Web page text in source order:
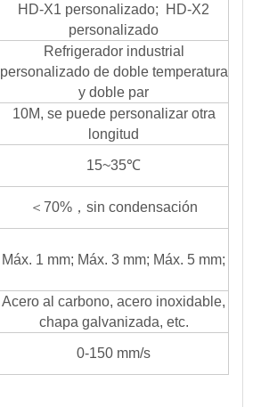
HD-X1 personalizado; HD-X2
personalizado
Refrigerador industrial
personalizado de doble temperatura
y doble par
10M, se puede personalizar otra
longitud
15~35℃
＜70%，sin condensación
Máx. 1 mm; Máx. 3 mm; Máx. 5 mm;
Acero al carbono, acero inoxidable,
chapa galvanizada, etc.
0-150 mm/s